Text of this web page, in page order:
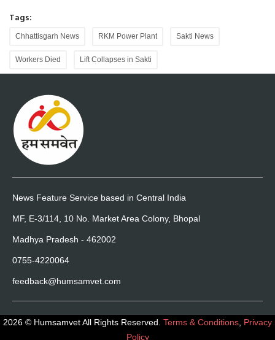
Tags:
Chhattisgarh News RKM Power Plant Sakti News
Workers Died Lift Collapses in Sakti
News Feature Service based in Central India
MF, E-3/114, 10 No. Market Area Colony, Bhopal
Madhya Pradesh - 462002
0755-4220064
feedback@humsamvet.com
2026 © Humsamvet All Rights Reserved. Terms & Conditions Privacy
Policy